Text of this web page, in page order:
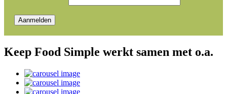
Keep Food Simple werkt samen met o.a.